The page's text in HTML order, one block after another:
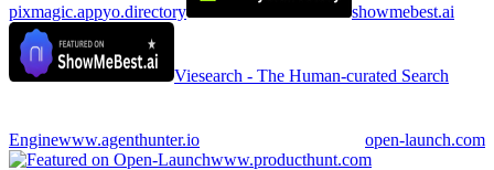
pixmagic.appyo.directory showmebest.ai
Viesearch - The Human-curated Search
Enginewww.agenthunter.io
open-launch.com
www.producthunt.com